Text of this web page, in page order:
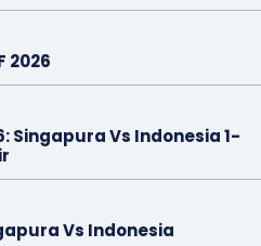
2026
Singapura Vs Indonesia 1-
Vs Indonesia